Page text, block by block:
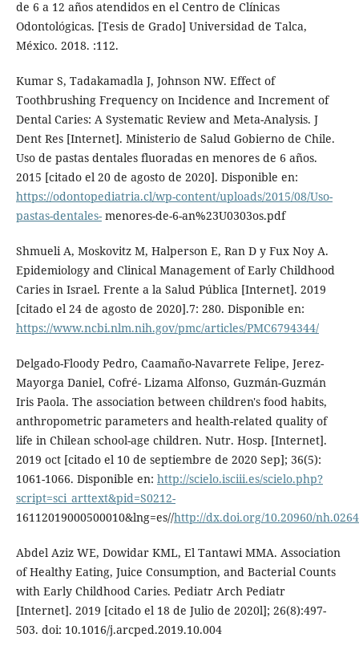
de 6 a 12 años atendidos en el Centro de Clínicas
Odontológicas. [Tesis de Grado] Universidad de Talca,
México. 2018. :112.
Kumar S, Tadakamadla J, Johnson NW. Effect of
Toothbrushing Frequency on Incidence and Increment of
Dental Caries: A Systematic Review and Meta-Analysis. J
Dent Res [Internet]. Ministerio de Salud Gobierno de Chile.
Uso de pastas dentales fluoradas en menores de 6 años.
2015 [citado el 20 de agosto de 2020]. Disponible en:
https://odontopediatria.cl/wp-content/uploads/2015/08/Uso-
pastas-dentales-menores-de-6-an%23U0303os.pdf
Shmueli A, Moskovitz M, Halperson E, Ran D y Fux Noy A.
Epidemiology and Clinical Management of Early Childhood
Caries in Israel. Frente a la Salud Pública [Internet]. 2019
[citado el 24 de agosto de 2020].7: 280. Disponible en:
https://www.ncbi.nlm.nih.gov/pmc/articles/PMC6794344/
Delgado-Floody Pedro, Caamaño-Navarrete Felipe, Jerez-
Mayorga Daniel, Cofré- Lizama Alfonso, Guzmán-Guzmán
Iris Paola. The association between children's food habits,
anthropometric parameters and health-related quality of
life in Chilean school-age children. Nutr. Hosp. [Internet].
2019 oct [citado el 10 de septiembre de 2020 Sep]; 36(5):
1061-1066. Disponible en: http://scielo.isciii.es/scielo.php?
script=sci_arttext&pid=S0212-
16112019000500010&lng=es//http://dx.doi.org/10.20960/
Abdel Aziz WE, Dowidar KML, El Tantawi MMA. Association
of Healthy Eating, Juice Consumption, and Bacterial Counts
with Early Childhood Caries. Pediatr Arch Pediatr
[Internet]. 2019 [citado el 18 de Julio de 2020l]; 26(8):497-
503. doi: 10.1016/j.arcped.2019.10.004